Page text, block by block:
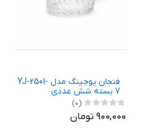
فنجان يوجينگ مدل YJ-2501-
7 بسته شش عددی
(0)
900,000 تومان